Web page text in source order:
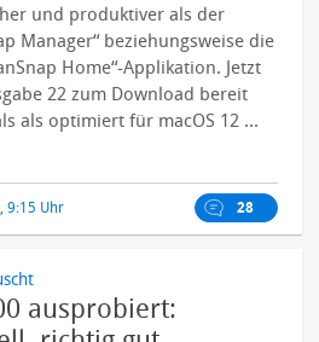
und produktiver als der
Manager“ beziehungsweise die
Home“-Applikation. Jetzt
22 zum Download bereit
als optimiert für macOS 12 ...
9:15 Uhr 28
ausprobiert: